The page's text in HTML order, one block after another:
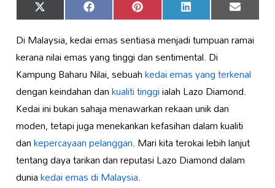
Share
on
X
(Twitter)
Share
on
Facebook Share
on
Pinterest Share
on
LinkedIn Share
on
Email
Di Malaysia, kedai emas sentiasa menjadi tumpuan ramai
kerana nilai emas yang tinggi dan sentimental. Di
Kampung Baharu Nilai, sebuahkedai emas yang terkenal
dengan keindahan dankualiti tinggiialah Lazo Diamond.
Kedai ini bukan sahaja menawarkan rekaan unik dan
moden, tetapi juga menekankan kefasihan dalam kualiti
dankepercayaan pelanggan. Mari kita terokai lebih lanjut
tentang daya tarikan dan reputasi Lazo Diamond dalam
duniakedai emas di Malaysia.